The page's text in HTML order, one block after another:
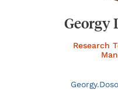
Georgy
Research
Georgy.